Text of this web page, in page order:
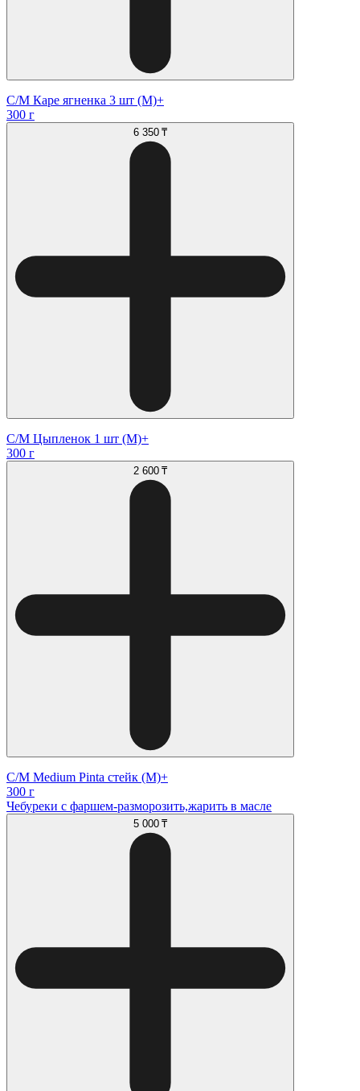
С/М Каре ягненка 3 шт (М)+
300 г
6 350 ₸
С/М Цыпленок 1 шт (М)+
300 г
2 600 ₸
С/М Medium Pinta стейк (М)+
300 г
Чебуреки с фаршем-разморозить,жарить в масле
5 000 ₸